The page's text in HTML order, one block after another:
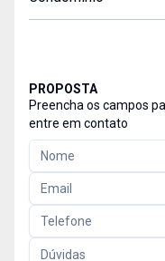
PROPOSTA
Preencha os campos
entre em contato